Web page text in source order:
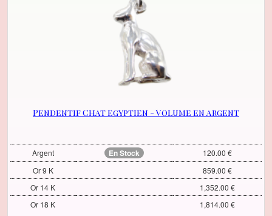
Pendentif Chat egyptien - Volume en argent
Argent En Stock
120.00 €
Or 9 K
859.00 €
Or 14 K
1,352.00 €
Or 18 K
1,814.00 €